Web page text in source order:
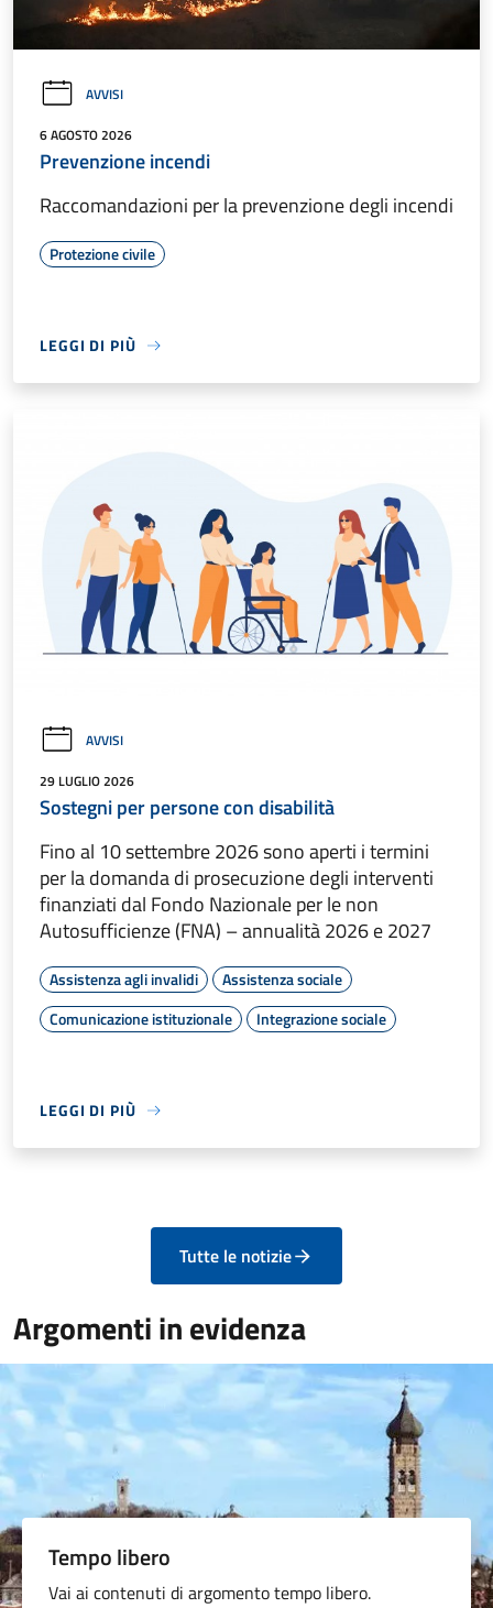
AVVISI
6 AGOSTO 2026
Prevenzione incendi
Raccomandazioni per la prevenzione degli incendi
Protezione civile
LEGGI DI PIÙ
AVVISI
29 LUGLIO 2026
Sostegni per persone con disabilità
Fino al 10 settembre 2026 sono aperti i termini
per la domanda di prosecuzione degli interventi
finanziati dal Fondo Nazionale per le non
Autosufficienze (FNA) – annualità 2026 e 2027
Assistenza agli invalidi
Assistenza sociale
Comunicazione istituzionale
Integrazione sociale
LEGGI DI PIÙ
Tutte le notizie
Argomenti in evidenza
Tempo libero
Vai ai contenuti di argomento tempo libero.